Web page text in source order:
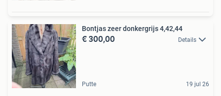
Bontjas zeer donkergrijs 4,42,44
€ 300,00 Details
Putte 19 jul 26